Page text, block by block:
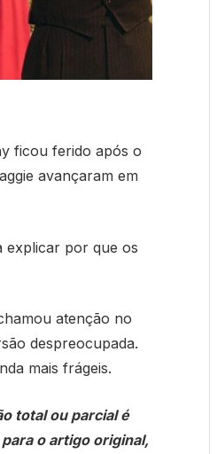
ficou ferido após o
avançaram em
explicar por que os
atenção no
despreocupada.
mais frágeis.
total ou parcial é
o artigo original,